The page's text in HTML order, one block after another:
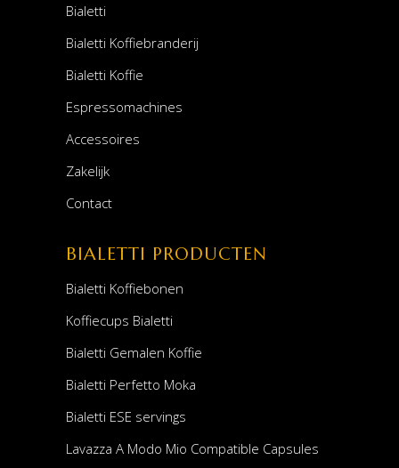
Bialetti
Bialetti Koffiebranderij
Bialetti Koffie
Espressomachines
Accessoires
Zakelijk
Contact
BIALETTI PRODUCTEN
Bialetti Koffiebonen
Koffiecups Bialetti
Bialetti Gemalen Koffie
Bialetti Perfetto Moka
Bialetti ESE servings
Lavazza A Modo Mio Compatible Capsules